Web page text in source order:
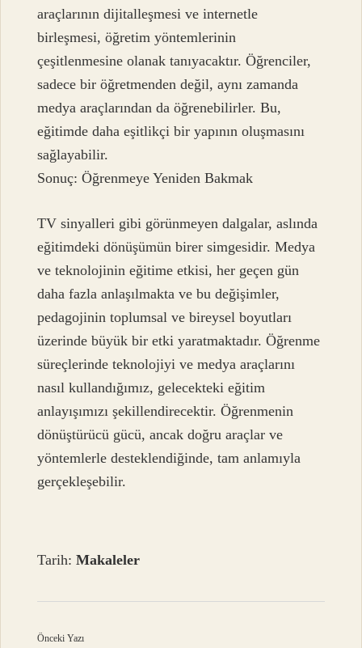
araçlarının dijitalleşmesi ve internetle
birleşmesi, öğretim yöntemlerinin
çeşitlenmesine olanak tanıyacaktır. Öğrenciler,
sadece bir öğretmenden değil, aynı zamanda
medya araçlarından da öğrenebilirler. Bu,
eğitimde daha eşitlikçi bir yapının oluşmasını
sağlayabilir.
Sonuç: Öğrenmeye Yeniden Bakmak
TV sinyalleri gibi görünmeyen dalgalar, aslında
eğitimdeki dönüşümün birer simgesidir. Medya
ve teknolojinin eğitime etkisi, her geçen gün
daha fazla anlaşılmakta ve bu değişimler,
pedagojinin toplumsal ve bireysel boyutları
üzerinde büyük bir etki yaratmaktadır. Öğrenme
süreçlerinde teknolojiyi ve medya araçlarını
nasıl kullandığımız, gelecekteki eğitim
anlayışımızı şekillendirecektir. Öğrenmenin
dönüştürücü gücü, ancak doğru araçlar ve
yöntemlerle desteklendiğinde, tam anlamıyla
gerçekleşebilir.
Tarih:Makaleler
Önceki Yazı